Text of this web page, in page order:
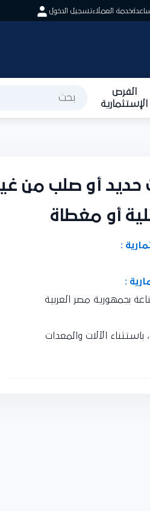
خدمة العملاءتسجيل الدخول
الفرص
الإستثمارية
أو صلب من غير
أو مغطاة
:
:
بجمهورية مصر العربية
الآلات والمعدات